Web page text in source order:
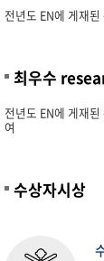
전년도 EN에 게재
최우수
전년도 EN에 게재
여
수상자시상